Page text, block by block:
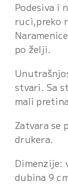
Podesiva i
ruci,preko
po želji.
stvari. Sa
mali
Zatvara se
drukera.
Dimenzije:
dubina 9